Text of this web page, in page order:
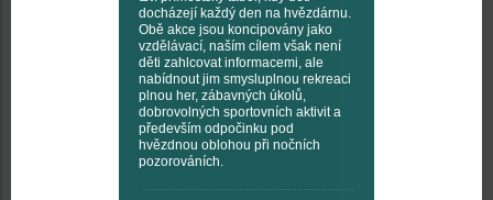
docházejí každý den na hvězdárnu.
Obě akce jsou koncipovány jako
vzdělávací, naším cílem však není
děti zahlcovat informacemi, ale
nabídnout jim smysluplnou rekreaci
plnou her, zábavných úkolů,
dobrovolných sportovních aktivit a
především odpočinku pod
hvězdnou oblohou při nočních
pozorováních.